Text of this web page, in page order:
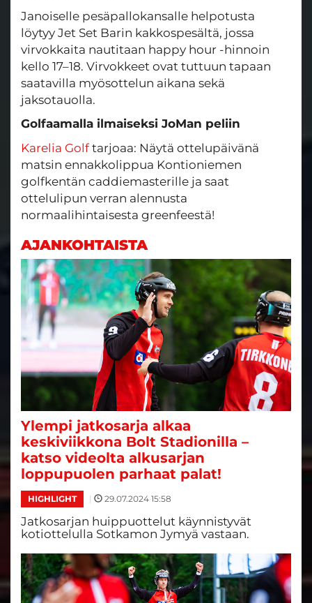
Janoiselle pesäpallokansalle helpotusta
löytyy Jet Set Barin kakkospesältä, jossa
virvokkaita nautitaan happy hour -hinnoin
kello 17–18. Virvokkeet ovat tuttuun tapaan
saatavilla myösottelun aikana sekä
jaksotauolla.
Golfaamalla ilmaiseksi JoMan peliin
Karelia Golftarjoaa: Näytä ottelupäivänä
matsin ennakkolippua Kontioniemen
golfkentän caddiemasterille ja saat
ottelulipun verran alennusta
normaalihintaisesta greenfeestä!
AJANKOHTAISTA
Ylempi jatkosarja alkaa
keskiviikkona Bolt Stadionilla –
katso videolta alkusarjan
loppupuolen parhaat palat!
HIGHLIGHT | 29.07.2024 15:58
Jatkosarjan huippuottelut käynnistyvät
kotiottelulla Sotkamon Jymyä vastaan.